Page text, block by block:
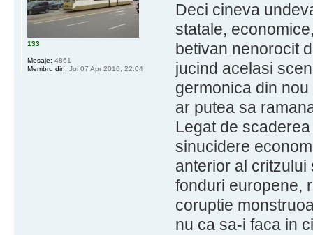
Deci cineva
statale,
betivan nenorocit
jucind acelasi
germonica din
ar putea sa
Legat de
sinucidere
anterior al critzului
fonduri europene,
coruptie
nu ca sa-i faca in
133
Mesaje: 4861
Membru din: Joi 07 Apr 2016, 22:04